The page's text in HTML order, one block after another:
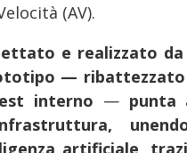
(AV).
e realizzato da
— ribattezzato
interno — punta
artificiale,